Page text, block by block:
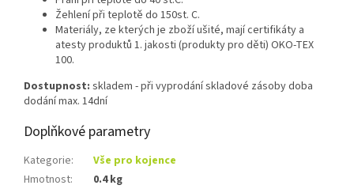
Žehlení při teplotě do 150st. C.
Materiály, ze kterých je zboží ušité, mají certifikáty a
atesty produktů 1. jakosti (produkty pro děti) OKO-TEX
100.
Dostupnost: skladem - při vyprodání skladové zásoby doba
dodání max. 14dní
Doplňkové parametry
Kategorie:
Vše pro kojence
Hmotnost:
0.4 kg